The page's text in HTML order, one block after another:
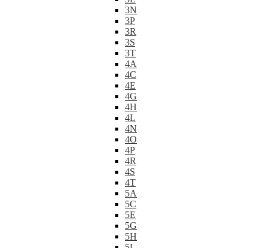
3N
3P
3R
3S
3T
4A
4C
4E
4G
4H
4L
4N
4O
4P
4R
4S
4T
5A
5C
5E
5G
5H